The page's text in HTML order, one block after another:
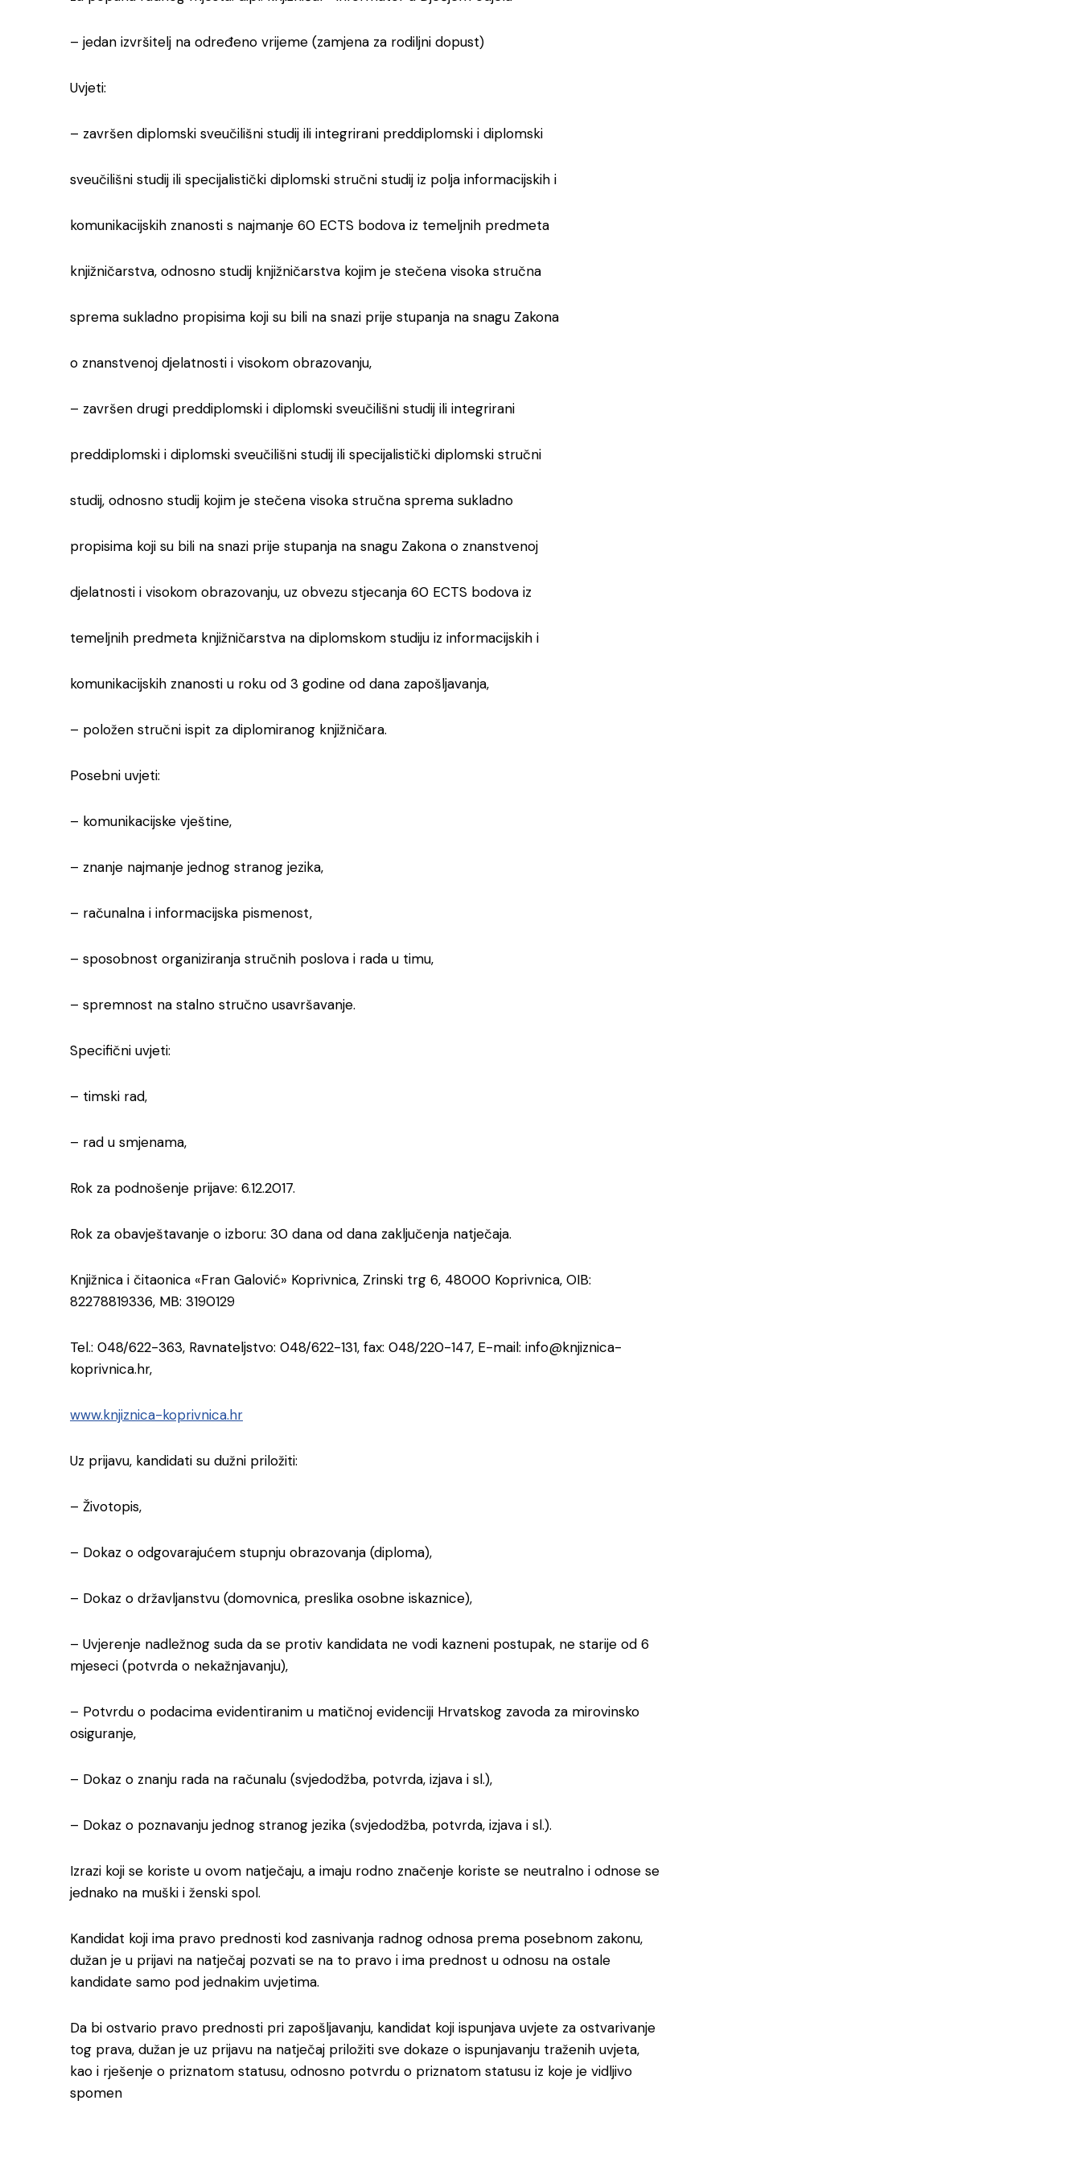
– jedan izvršitelj na određeno vrijeme (zamjena za rodiljni dopust)
Uvjeti:
– završen diplomski sveučilišni studij ili integrirani preddiplomski i diplomski
sveučilišni studij ili specijalistički diplomski stručni studij iz polja informacijskih i
komunikacijskih znanosti s najmanje 60 ECTS bodova iz temeljnih predmeta
knjižničarstva, odnosno studij knjižničarstva kojim je stečena visoka stručna
sprema sukladno propisima koji su bili na snazi prije stupanja na snagu Zakona
o znanstvenoj djelatnosti i visokom obrazovanju,
– završen drugi preddiplomski i diplomski sveučilišni studij ili integrirani
preddiplomski i diplomski sveučilišni studij ili specijalistički diplomski stručni
studij, odnosno studij kojim je stečena visoka stručna sprema sukladno
propisima koji su bili na snazi prije stupanja na snagu Zakona o znanstvenoj
djelatnosti i visokom obrazovanju, uz obvezu stjecanja 60 ECTS bodova iz
temeljnih predmeta knjižničarstva na diplomskom studiju iz informacijskih i
komunikacijskih znanosti u roku od 3 godine od dana zapošljavanja,
– položen stručni ispit za diplomiranog knjižničara.
Posebni uvjeti:
– komunikacijske vještine,
– znanje najmanje jednog stranog jezika,
– računalna i informacijska pismenost,
– sposobnost organiziranja stručnih poslova i rada u timu,
– spremnost na stalno stručno usavršavanje.
Specifični uvjeti:
– timski rad,
– rad u smjenama,
Rok za podnošenje prijave: 6.12.2017.
Rok za obavještavanje o izboru: 30 dana od dana zaključenja natječaja.
Knjižnica i čitaonica «Fran Galović» Koprivnica, Zrinski trg 6, 48000 Koprivnica, OIB:
82278819336, MB: 3190129
Tel.: 048/622-363, Ravnateljstvo: 048/622-131, fax: 048/220-147, E-mail: info@knjiznica-
koprivnica.hr,
www.knjiznica-koprivnica.hr
Uz prijavu, kandidati su dužni priložiti:
– Životopis,
– Dokaz o odgovarajućem stupnju obrazovanja (diploma),
– Dokaz o državljanstvu (domovnica, preslika osobne iskaznice),
– Uvjerenje nadležnog suda da se protiv kandidata ne vodi kazneni postupak, ne starije od 6
mjeseci (potvrda o nekažnjavanju),
– Potvrdu o podacima evidentiranim u matičnoj evidenciji Hrvatskog zavoda za mirovinsko
osiguranje,
– Dokaz o znanju rada na računalu (svjedodžba, potvrda, izjava i sl.),
– Dokaz o poznavanju jednog stranog jezika (svjedodžba, potvrda, izjava i sl.).
Izrazi koji se koriste u ovom natječaju, a imaju rodno značenje koriste se neutralno i odnose se
jednako na muški i ženski spol.
Kandidat koji ima pravo prednosti kod zasnivanja radnog odnosa prema posebnom zakonu,
dužan je u prijavi na natječaj pozvati se na to pravo i ima prednost u odnosu na ostale
kandidate samo pod jednakim uvjetima.
Da bi ostvario pravo prednosti pri zapošljavanju, kandidat koji ispunjava uvjete za ostvarivanje
tog prava, dužan je uz prijavu na natječaj priložiti sve dokaze o ispunjavanju traženih uvjeta,
kao i rješenje o priznatom statusu, odnosno potvrdu o priznatom statusu iz koje je vidljivo
spomen